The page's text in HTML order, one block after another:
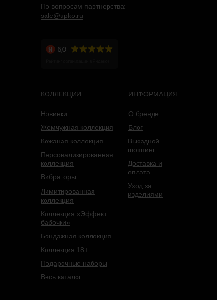
КОЛЛЕКЦИИ ИНФОРМАЦИЯ
Новинки
Подарочные наборы
Жемчужная коллекция
Кожаная коллекция
Персонализированная
коллекция
Лимитированная
коллекция
Коллекция 18+
Весь каталог
О бренде
Блог
Уход за
изделиями
Коллекция «Эффект
бабочки»
Бондажная коллекция
Выездной
шоппинг
Доставка и
оплата
По вопросам партнерства:
sale@upko.ru
Вибраторы